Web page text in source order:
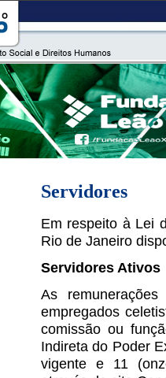
Servidores
Em respeito à Lei
Rio de Janeiro
Servidores Ativos
As
empregados
comissão ou
Indireta do Poder
vigente e 11